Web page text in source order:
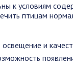
к условиям
птицам
и